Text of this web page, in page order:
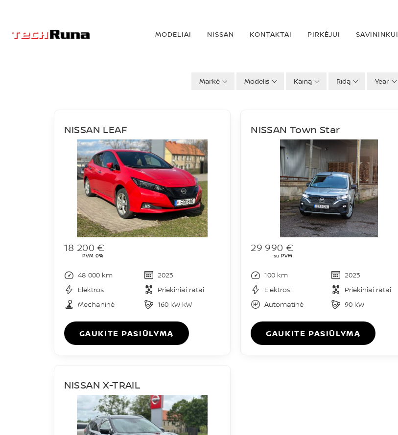
MODELIAI NISSAN KONTAKTAI PIRKĖJUI SAVININKUI
Markė Modelis Kainą Ridą Year
NISSAN LEAF
18 200 €
PVM 0%
48 000 km
2023
Elektros
Priekiniai ratai
Mechaninė
160 kW kW
GAUKITE PASIŪLYMĄ
NISSAN Town Star
29 990 €
su PVM
100 km
2023
Elektros
Priekiniai ratai
Automatinė
90 kW
GAUKITE PASIŪLYMĄ
NISSAN X-TRAIL